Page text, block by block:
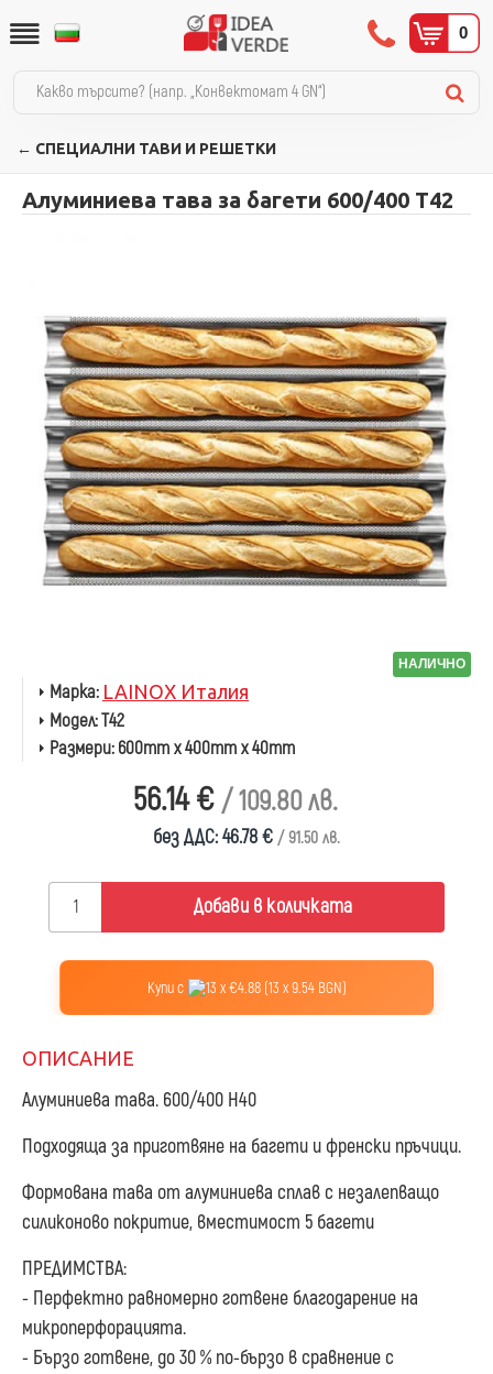
0
← СПЕЦИАЛНИ ТАВИ И РЕШЕТКИ
Алуминиева тава за багети 600/400 T42
НАЛИЧНО
56.14 € / 109.80 лв.
без ДДС: 46.78 € / 91.50 лв.
Марка: LAINOX Италия
Модел:T42
Размери:600mm x 400mm x 40mm
Добави в количката
Купи с 13 x €4.88 (13 x 9.54 BGN)
ОПИСАНИЕ
Алуминиева тава. 600/400 H40
Подходяща за приготвяне на багети и френски пръчици.
Формована тава от алуминиева сплав с незалепващо
силиконово покритие, вместимост 5 багети
ПРЕДИМСТВА:
- Перфектно равномерно готвене благодарение на
микроперфорацията.
- Бързо готвене, до 30 % по-бързо в сравнение с